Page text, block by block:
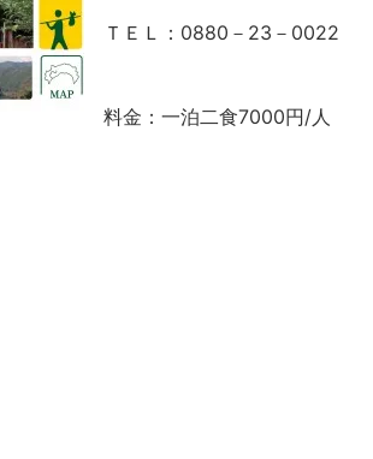
ＴＥＬ：0880－23－0022
料金：一泊二食7000円/人